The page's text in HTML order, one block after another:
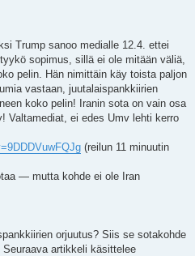
Trump sanoo medialle 12.4. ettei
sopimus, sillä ei ole mitään väliä,
pelin. Hän nimittäin käy toista paljon
vastaan, juutalaispankkiirien
koko pelin! Iranin sota on vain osa
Valtamediat, ei edes Umv lehti kerro
(reilun 11 minuutin
— mutta kohde ei ole Iran
orjuutus? Siis se sotakohde
artikkeli käsittelee